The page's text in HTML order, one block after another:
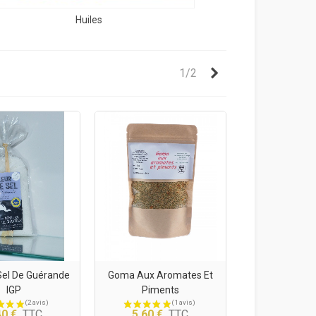
Huiles
1/2
De Guérande
IGP
Goma Aux Aromates Et
Piments